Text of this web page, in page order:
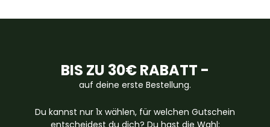
BIS ZU 30€ RABATT -
auf deine erste Bestellung.
Du kannst nur 1x wählen, für welchen Gutschein
entscheidest du dich? Du hast die Wahl: